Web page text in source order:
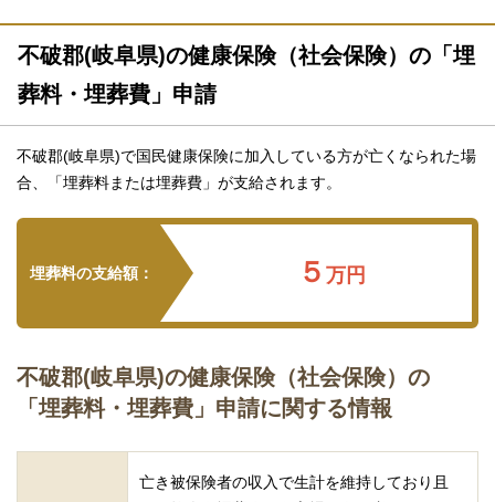
不破郡(岐阜県)の健康保険（社会保険）の「埋
葬料・埋葬費」申請
不破郡(岐阜県)で国民健康保険に加入している方が亡くなられた場
合、「埋葬料または埋葬費」が支給されます。
埋葬料の支給額： ５万円
不破郡(岐阜県)の健康保険（社会保険）の
「埋葬料・埋葬費」申請に関する情報
亡き被保険者の収入で生計を維持しており且